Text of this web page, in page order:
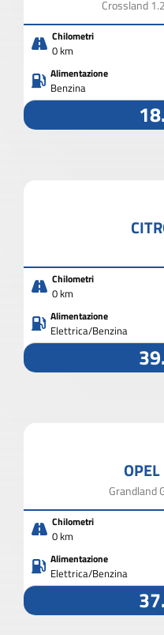
Crossland
Chilometri
0 km
Alimentazione
Benzina
Chilometri
0 km
Alimentazione
Elettrica/Benzina
OPEL
Grandland
Chilometri
0 km
Alimentazione
Elettrica/Benzina